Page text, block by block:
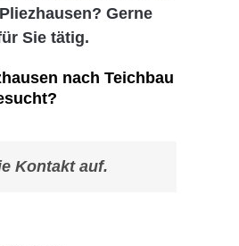
Gerne
Sie tätig.
nach Teichbau
Kontakt auf.